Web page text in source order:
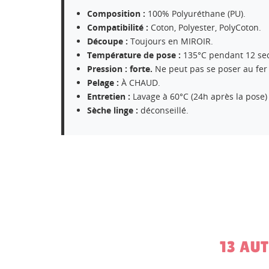
Composition : 100% Polyuréthane (PU).
Compatibilité : Coton, Polyester, PolyCoton.
Découpe : Toujours en MIROIR.
Température de pose : 135°C pendant 12
Pression : forte. Ne peut pas se poser au fer
Pelage : À CHAUD.
Entretien : Lavage à 60°C (24h après la pose)
Sèche linge : déconseillé.
13